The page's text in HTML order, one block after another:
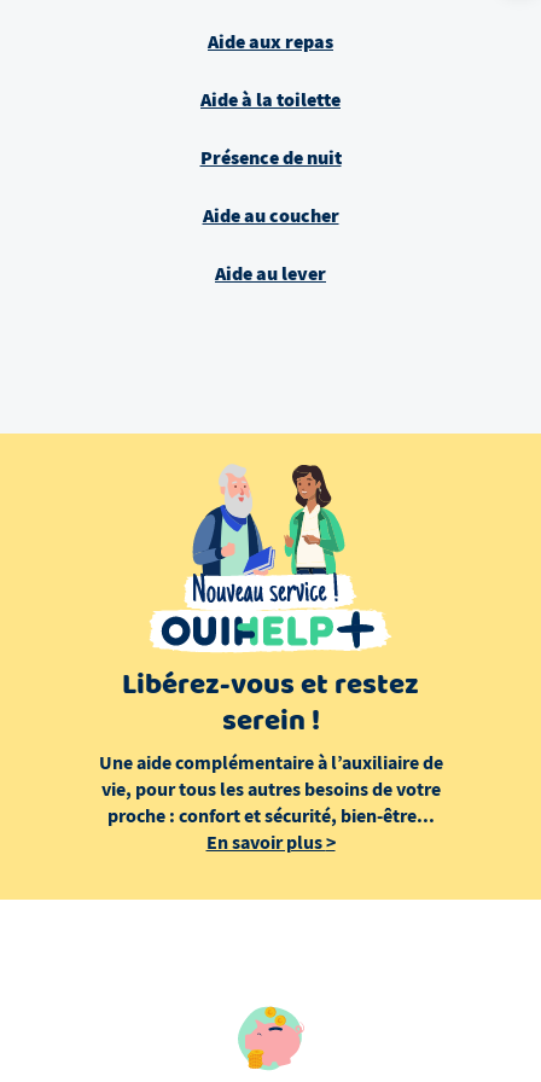
Aide aux repas
Aide à la toilette
Présence de nuit
Aide au coucher
Aide au lever
Libérez-vous et restez
serein !
Une aide complémentaire à l’auxiliaire de
vie, pour tous les autres besoins de votre
proche : confort et sécurité, bien-être...
En savoir plus>